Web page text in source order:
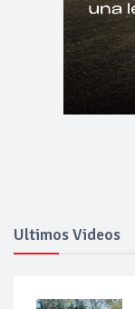
Ultimos Videos